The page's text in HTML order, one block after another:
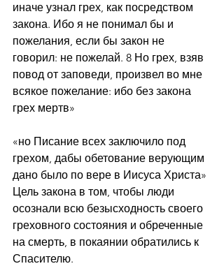
иначе узнал грех, как посредством
закона. Ибо я не понимал бы и
пожелания, если бы закон не
говорил: не пожелай. 8 Но грех, взяв
повод от заповеди, произвел во мне
всякое пожелание: ибо без закона
грех мертв»
«но Писание всех заключило под
грехом, дабы обетование верующим
дано было по вере в Иисуса Христа»
Цель закона в том, чтобы люди
осознали всю безысходность своего
греховного состояния и обреченные
на смерть, в покаянии обратились к
Спасителю.